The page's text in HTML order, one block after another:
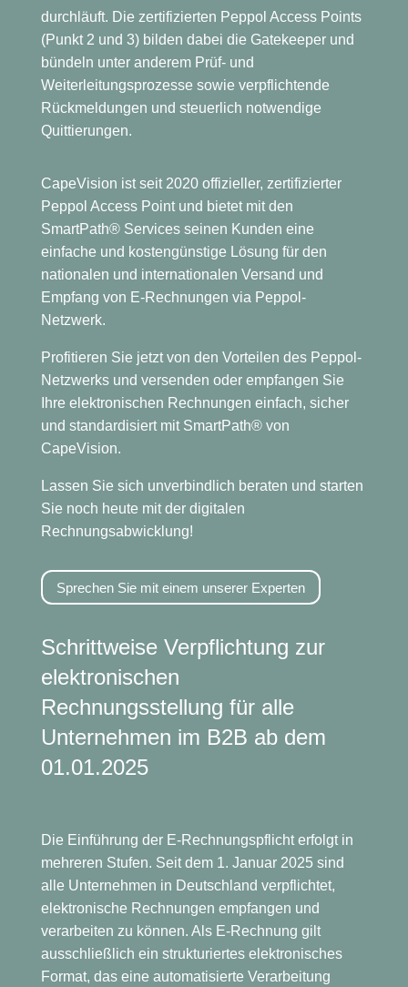
durchläuft. Die zertifizierten Peppol Access Points
(Punkt 2 und 3) bilden dabei die Gatekeeper und
bündeln unter anderem Prüf- und
Weiterleitungsprozesse sowie verpflichtende
Rückmeldungen und steuerlich notwendige
Quittierungen.
CapeVision ist seit 2020 offizieller, zertifizierter
Peppol Access Point und bietet mit den
SmartPath® Services seinen Kunden eine
einfache und kostengünstige Lösung für den
nationalen und internationalen Versand und
Empfang von E-Rechnungen via Peppol-
Netzwerk.
Profitieren Sie jetzt von den Vorteilen des Peppol-
Netzwerks und versenden oder empfangen Sie
Ihre elektronischen Rechnungen einfach, sicher
und standardisiert mit SmartPath® von
CapeVision.
Lassen Sie sich unverbindlich beraten und starten
Sie noch heute mit der digitalen
Rechnungsabwicklung!
Sprechen Sie mit einem unserer Experten
SchrittweiseVerpflichtung zur
elektronischen
Rechnungsstellung für alle
Unternehmen im B2B ab dem
01.01.2025
Die Einführung der E-Rechnungspflicht erfolgt in
mehreren Stufen. Seit dem 1. Januar 2025 sind
alle Unternehmen in Deutschland verpflichtet,
elektronische Rechnungen empfangen und
verarbeiten zu können. Als E-Rechnung gilt
ausschließlich ein strukturiertes elektronisches
Format, das eine automatisierte Verarbeitung